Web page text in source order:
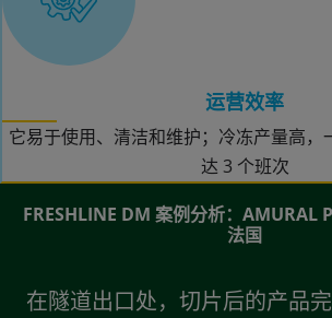
运营效率
它易于使用、清洁和维护；冷冻产量高，
达 3 个班次
FRESHLINE DM 案例分析：AMURAL
法国
在隧道出口处，切片后的产品